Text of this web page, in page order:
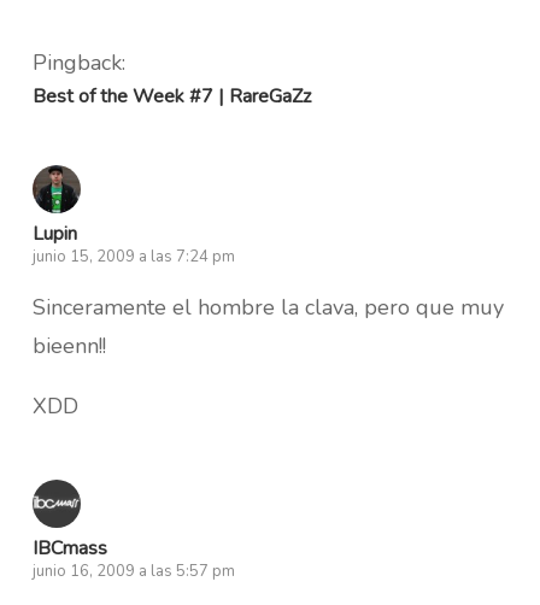
Pingback:
Best of the Week #7 | RareGaZz
Lupin
junio 15, 2009 a las 7:24 pm
Sinceramente el hombre la clava, pero que muy
bieenn!!
XDD
IBCmass
junio 16, 2009 a las 5:57 pm